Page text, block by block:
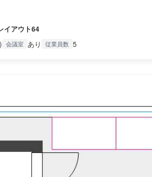
イアウト64
会議室 あり 従業員数 5